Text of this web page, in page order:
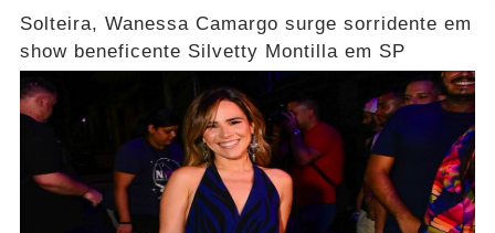
Solteira, Wanessa Camargo surge sorridente em
show beneficente Silvetty Montilla em SP